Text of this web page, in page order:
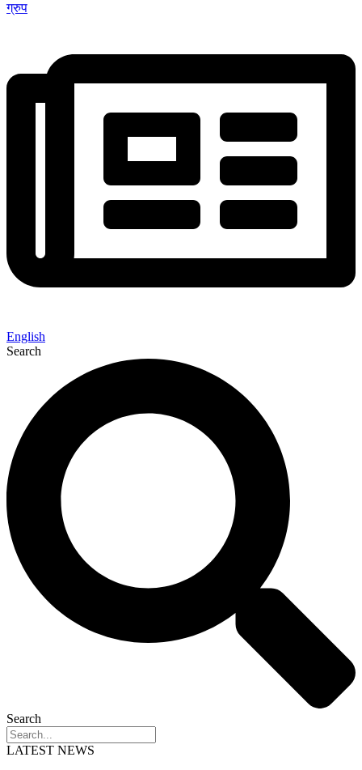
ग्रुप
English
Search
Search
LATEST NEWS